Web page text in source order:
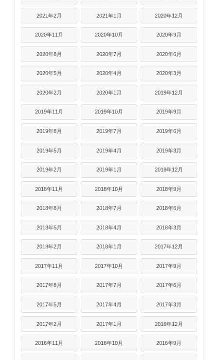
2021年2月 2021年1月 2020年12月
2020年11月 2020年10月 2020年9月
2020年8月 2020年7月 2020年6月
2020年5月 2020年4月 2020年3月
2020年2月 2020年1月 2019年12月
2019年11月 2019年10月 2019年9月
2019年8月 2019年7月 2019年6月
2019年5月 2019年4月 2019年3月
2019年2月 2019年1月 2018年12月
2018年11月 2018年10月 2018年9月
2018年8月 2018年7月 2018年6月
2018年5月 2018年4月 2018年3月
2018年2月 2018年1月 2017年12月
2017年11月 2017年10月 2017年9月
2017年8月 2017年7月 2017年6月
2017年5月 2017年4月 2017年3月
2017年2月 2017年1月 2016年12月
2016年11月 2016年10月 2016年9月